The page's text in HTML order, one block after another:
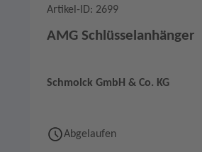
Artikel-ID: 2699
AMG Schlüsselanhänger
Schmolck GmbH & Co. KG
Abgelaufen